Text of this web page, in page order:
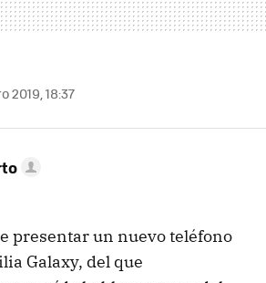
2019, 18:37
presentar un nuevo teléfono
Galaxy, del que